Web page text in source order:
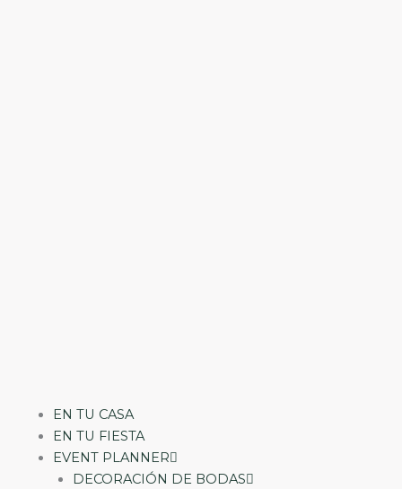
EN TU CASA
EN TU FIESTA
EVENT PLANNER
DECORACIÓN DE BODAS